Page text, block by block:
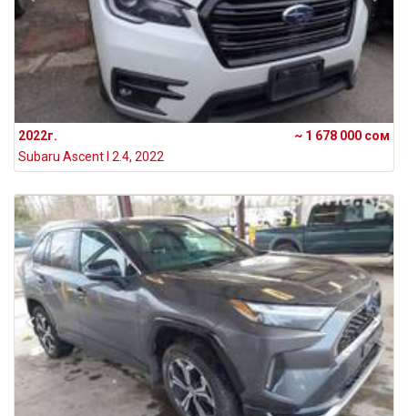
2022г.
~ 1 678 000 сом
Subaru Ascent I 2.4, 2022